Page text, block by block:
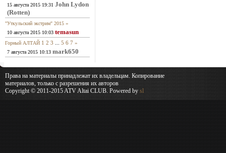
15 августа 2015 19:31 John Lydon
(Rotten)
"Уткульский экстрим" 2015 »
10 августа 2015 10:03 temasun
Горный АЛТАЙ 1 2 3 5 6 7 »
7 августа 2015 10:13 mark650
Права на материалы принадлежат их владельцам. Копирование
материалов, только с разрешения их авторов
Copyright © 2011-2015 ATV Altai CLUB. Powered by sl